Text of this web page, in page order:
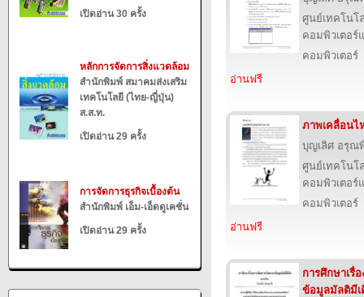
เปิดอ่าน 30 ครั้ง
หลักการจัดการสิ่งแวดล้อม
สำนักพิมพ์ สมาคมส่งเสริม
เทคโนโลยี (ไทย-ญี่ปุ่น)
ส.ส.ท.
เปิดอ่าน 29 ครั้ง
การจัดการธุรกิจเบื้องต้น
สำนักพิมพ์ เอ็ม-เอ็ดดูเคชั่น
เปิดอ่าน 29 ครั้ง
ศูนย์เทคโนโ
คอมพิวเตอร์
คอมพิวเตอร์
อ่านฟรี
ภาพเคลื่อนไ
บุญเลิศ อรุณ
ศูนย์เทคโนโ
คอมพิวเตอร์
คอมพิวเตอร์
อ่านฟรี
การศึกษาเรื่
ข้อมูลมัลติมีเ